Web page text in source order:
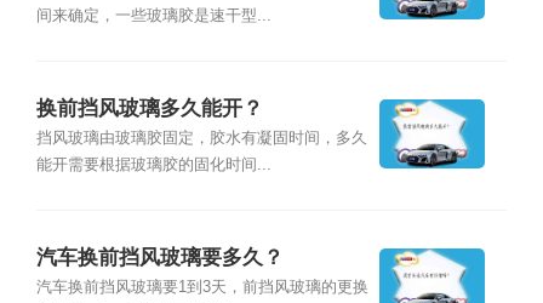
间来确定，一些玻璃胶是速干型...
换前挡风玻璃多久能开？
挡风玻璃由玻璃胶固定，胶水有凝固时间，多久
能开需要根据玻璃胶的固化时间...
汽车换前挡风玻璃要多久？
汽车换前挡风玻璃要1到3天，前挡风玻璃的更换